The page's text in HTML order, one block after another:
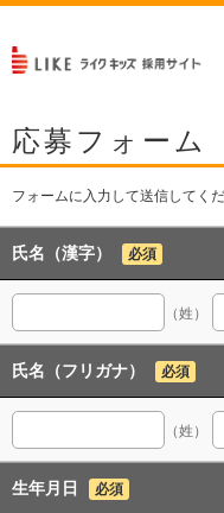
応募フォーム
フォームに入力して送信してくだ
氏名（漢字） 必須
（姓）
氏名（フリガナ） 必須
（姓）
生年月日 必須